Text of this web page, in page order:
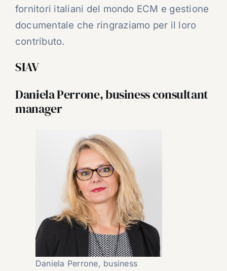
fornitori italiani del mondo ECM e gestione
documentale che ringraziamo per il loro
contributo.
SIAV
Daniela Perrone, business consultant
manager
Daniela Perrone, business